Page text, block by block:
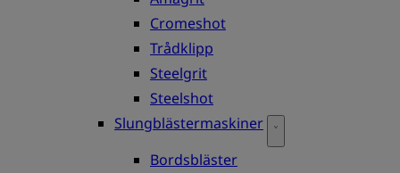
Cromeshot
Trådklipp
Steelgrit
Steelshot
Slungblästermaskiner
Bordsbläster